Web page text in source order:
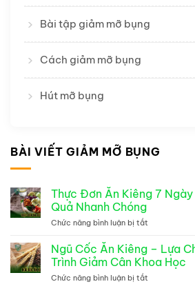
Bài tập giảm mỡ bụng
Cách giảm mỡ bụng
Hút mỡ bụng
BÀI VIẾT GIẢM MỠ BỤNG
Thực Đơn Ăn Kiêng 7 Ngày
Quả Nhanh Chóng
Chức năng bình luận bị tắt
Đơn
Kiêng
Ngũ Cốc Ăn Kiêng – Lựa
Trình Giảm Cân Khoa Học
Chức năng bình luận bị tắt